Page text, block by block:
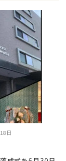
日